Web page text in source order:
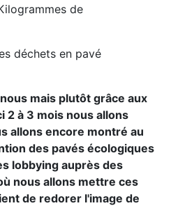
de
déchets en pavé
mais plutôt grâce aux
à 3 mois nous allons
allons encore montré au
des pavés écologiques
lobbying auprès des
nous allons mettre ces
de redorer l'image de